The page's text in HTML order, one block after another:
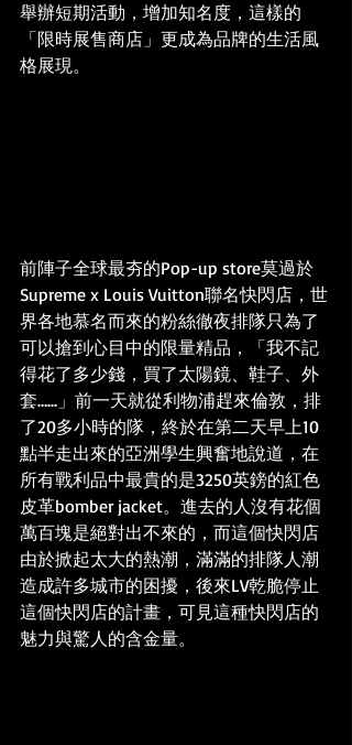
舉辦短期活動，增加知名度，這樣的
「限時展售商店」更成為品牌的生活風
格展現。
前陣子全球最夯的Pop-up store莫過於
Supreme x Louis Vuitton聯名快閃店，世
界各地慕名而來的粉絲徹夜排隊只為了
可以搶到心目中的限量精品，「我不記
得花了多少錢，買了太陽鏡、鞋子、外
套……」前一天就從利物浦趕來倫敦，排
了20多小時的隊，終於在第二天早上10
點半走出來的亞洲學生興奮地說道，在
所有戰利品中最貴的是3250英鎊的紅色
皮革bomber jacket。進去的人沒有花個
萬百塊是絕對出不來的，而這個快閃店
由於掀起太大的熱潮，滿滿的排隊人潮
造成許多城市的困擾，後來LV乾脆停止
這個快閃店的計畫，可見這種快閃店的
魅力與驚人的含金量。